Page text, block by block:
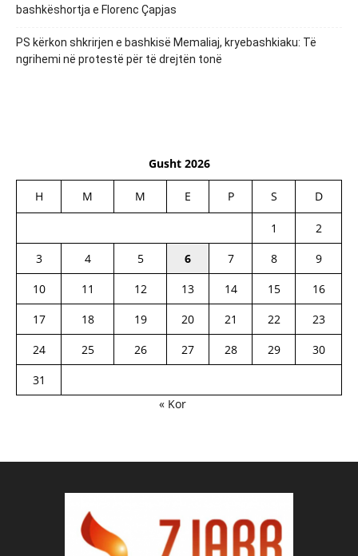
bashkëshortja e Florenc Çapjas
PS kërkon shkrirjen e bashkisë Memaliaj, kryebashkiaku: Të
ngrihemi në protestë për të drejtën tonë
Gusht 2026
H M M E P S D
1
2
3
4 5 6 7 8
9
10
11 12 13 14 15
16
17
18 19 20 21 22
23
24
25 26 27 28 29
30
31
« Kor